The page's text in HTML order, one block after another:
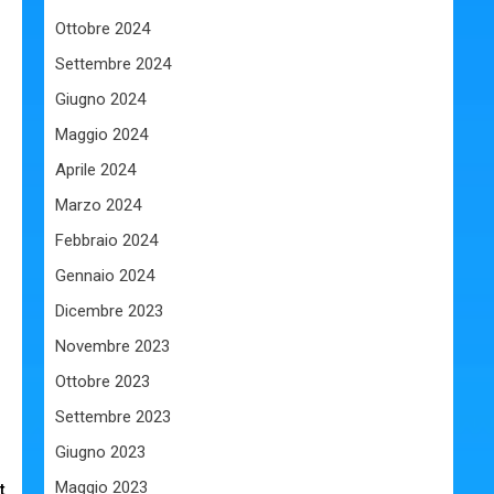
Ottobre 2024
Settembre 2024
Giugno 2024
Maggio 2024
Aprile 2024
Marzo 2024
Febbraio 2024
Gennaio 2024
Dicembre 2023
Novembre 2023
Ottobre 2023
Settembre 2023
Giugno 2023
Maggio 2023